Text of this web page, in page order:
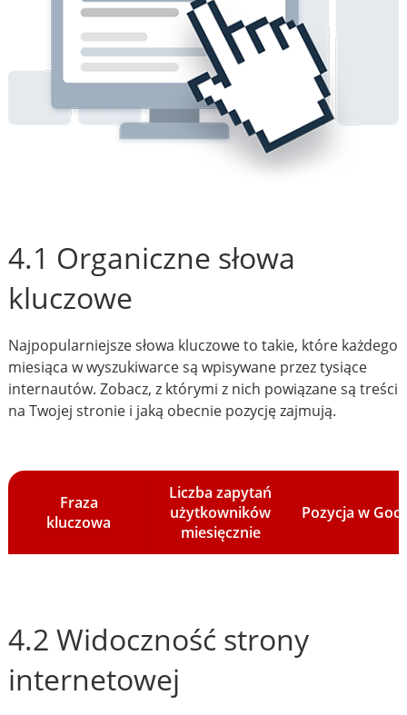
4.1 Organiczne słowa
kluczowe
Najpopularniejsze słowa kluczowe to takie, które każdego
miesiąca w wyszukiwarce są wpisywane przez tysiące
internautów. Zobacz, z którymi z nich powiązane są treści
na Twojej stronie i jaką obecnie pozycję zajmują.
Fraza
kluczowa
Liczba zapytań
użytkowników
miesięcznie
Pozycja w
4.2 Widoczność strony
internetowej